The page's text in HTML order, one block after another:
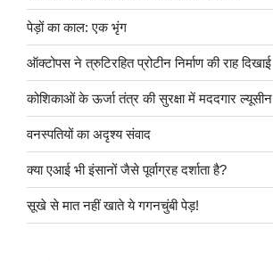
पेड़ों का काल: एक भृंग
ऑक्टोपस ने त्रुटिरहित प्रोटीन निर्माण की राह दिखाई
कोशिकाओं के ऊर्जा तंत्र की सुरक्षा में मददगार ल्यूसीन
वनस्पतियों का अदृश्य संवाद
क्या एआई भी इंसानों जैसे पूर्वाग्रह दर्शाता है?
सूखे से मात नहीं खाते ये गगनचुंबी पेड़!